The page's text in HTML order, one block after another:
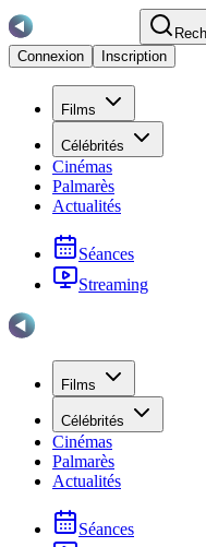
Connexion
Inscription
Films
Célébrités
Cinémas
Palmarès
Actualités
Séances
Streaming
Films
Célébrités
Cinémas
Palmarès
Actualités
Séances